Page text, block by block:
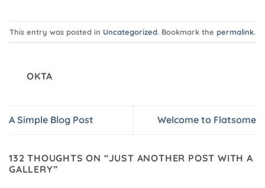
This entry was posted in Uncategorized. Bookmark the permalink.
OKTA
A Simple Blog Post Welcome to Flatsome
132 THOUGHTS ON “JUST ANOTHER POST WITH A
GALLERY”